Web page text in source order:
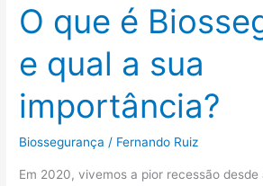
O que é
e qual a sua
importância?
Biossegurança / Fernando Ruiz
Em 2020, vivemos a pior recessão desde